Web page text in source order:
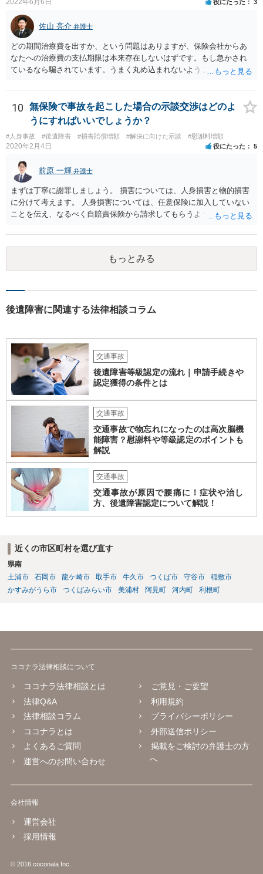
す。 待っていても事態が打開しない可能性もあるため、依頼の対応が
可能な弁護士に個別に問い合わせ、上記の方法等を参考に進め方を相
談してみるのが望ましいかもしれません。
役にたった 3
佐山 亮介 弁護士
どの期間治療費を出すか、という問題はありますが、保険会社からあ
なたへの治療費の支払期限は本来存在しないはずです。もし急かされ
ているなら騙されています。うまく丸め込まれないようご注意下さ
せんが、受診したならば提出すべきです。
10
無保険で事故を起こした場合の示談交渉はどのよ
うにすればいいでしょうか？
#人身事故 #後遺障害 #損害賠償増額 #解決に向けた示談 #慰謝料増額
2020年2月4日 役にたった 5
前原 一輝 弁護士
まずは丁寧に謝罪しましょう。 損害については、人身損害と物的損害
に分けて考えます。 人身損害については、任意保険に加入していない
ことを伝え、なるべく自賠責保険から請求してもらうようお願いして
願いしてください。 物的損害については、請求の根拠を精査する必要
があり、写真や見積書を送ってもらい、請求金額が正当化をちゃんと
チェックする必要があります。 相談者様の資力がどれだけあるのかは
分かりませんが、資力に応じた対応をして行くほかありません。 訴訟
ャラクターの問題もあるので、どうすればよいのかという正解はあり
合によっては交渉を任せた方がいいかもしれません。
もっとみる
後遺障害に関連する法律相談コラム
交通事故
後遺障害等級認定の流れ｜申請手続きや
認定獲得の条件とは
交通事故
交通事故で物忘れになったのは高次脳機
能障害？慰謝料や等級認定のポイントも
解説
交通事故
交通事故が原因で腰痛に！症状や治し
方、後遺障害認定について解説！
近くの市区町村を選び直す
県南
土浦市
石岡市 龍ケ崎市 取手市 牛久市 つくば市 守谷市
稲敷市
かすみがうら市
つくばみらい市 美浦村 阿見町 河内町 利根町
ココナラ法律相談について
ココナラ法律相談とは
法律Q&A
法律相談コラム
ココナラとは
よくあるご質問
運営へのお問い合わせ
ご意見・ご要望
利用規約
プライバシーポリシー
外部送信ポリシー
掲載をご検討の弁護士の方
へ
会社情報
運営会社
採用情報
© 2016 coconala Inc.